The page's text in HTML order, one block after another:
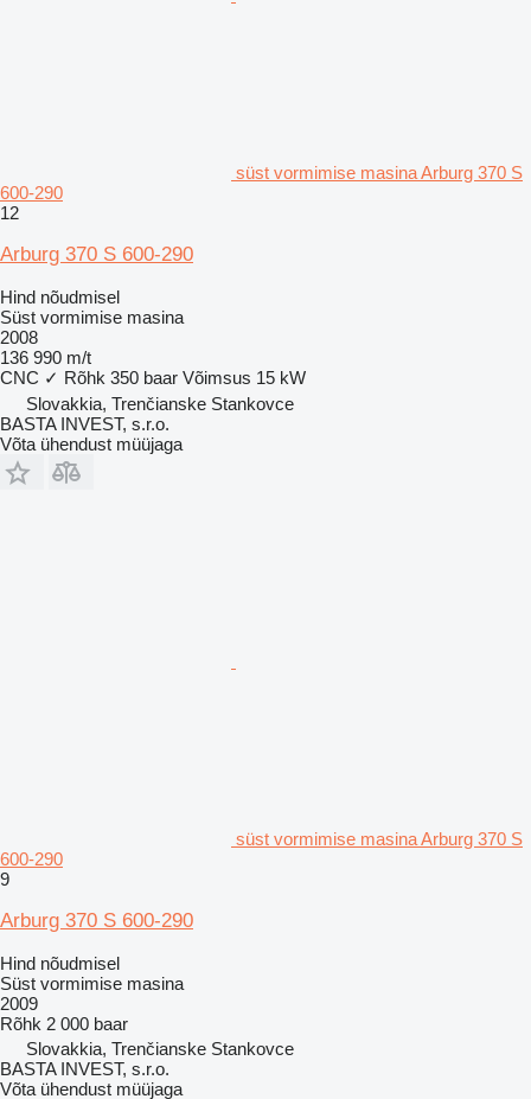
süst vormimise masina Arburg 370 S
600-290
12
Arburg 370 S 600-290
Hind nõudmisel
Süst vormimise masina
2008
136 990 m/t
CNC ✓ Rõhk 350 baar Võimsus 15 kW
Slovakkia, Trenčianske Stankovce
BASTA INVEST, s.r.o.
Võta ühendust müüjaga
süst vormimise masina Arburg 370 S
600-290
9
Arburg 370 S 600-290
Hind nõudmisel
Süst vormimise masina
2009
Rõhk 2 000 baar
Slovakkia, Trenčianske Stankovce
BASTA INVEST, s.r.o.
Võta ühendust müüjaga